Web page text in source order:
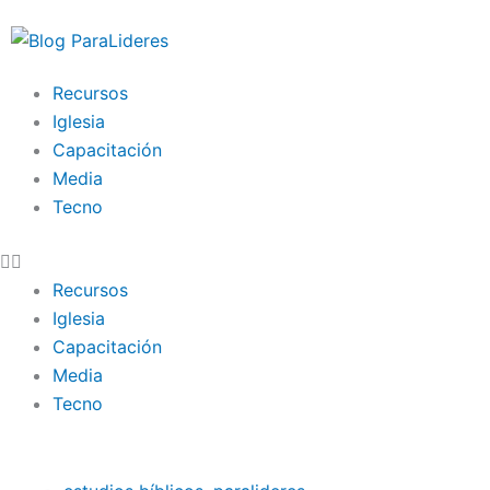
al
Recursos
Iglesia
Capacitación
Media
Tecno
Recursos
Iglesia
Capacitación
Media
Tecno